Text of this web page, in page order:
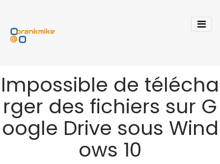
Impossible de télécha
rger des fichiers sur G
oogle Drive sous Wind
ows 10